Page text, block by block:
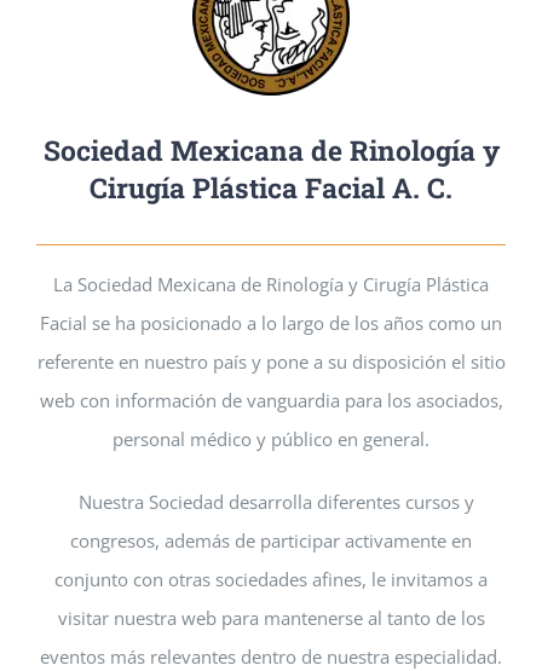
Sociedad Mexicana de Rinología y
Cirugía Plástica Facial A. C.
La Sociedad Mexicana de Rinología y Cirugía Plástica
Facial se ha posicionado a lo largo de los años como un
referente en nuestro país y pone a su disposición el sitio
web con información de vanguardia para los asociados,
personal médico y público en general.
Nuestra Sociedad desarrolla diferentes cursos y
congresos, además de participar activamente en
conjunto con otras sociedades afines, le invitamos a
visitar nuestra web para mantenerse al tanto de los
eventos más relevantes dentro de nuestra especialidad.